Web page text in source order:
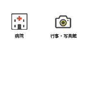
病院 行事・写真館